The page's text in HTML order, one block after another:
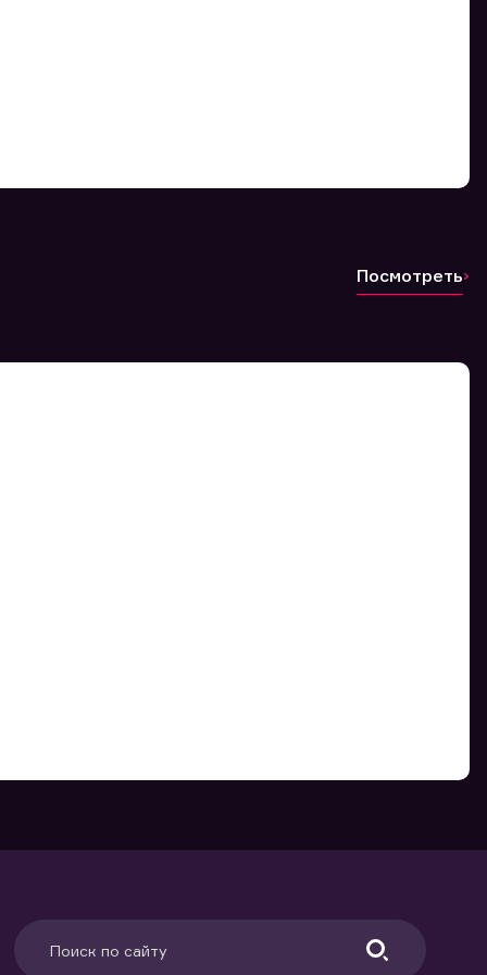
Посмотреть